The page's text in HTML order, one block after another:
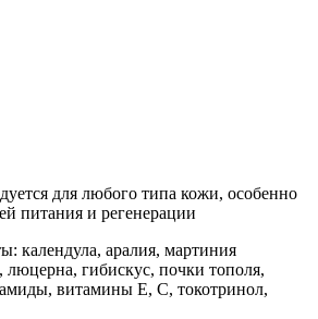
для любого типа кожи, особенно
питания и регенерации
календула, аралия, мартиния
люцерна, гибискус, почки тополя,
витамины E, C, токотринол,